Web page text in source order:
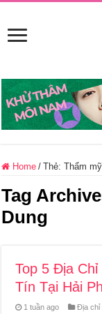
Home / Thẻ:Thẩm
Tag
Dung
Top 5 Địa
Tín Tại Hải
1 tuần ago Địa chỉ